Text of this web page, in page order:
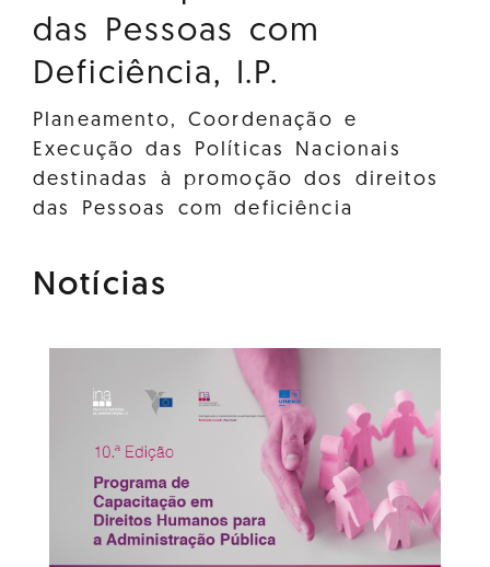
das Pessoas com
Deficiência, I.P.
Planeamento, Coordenação e
Execução das Políticas Nacionais
destinadas à promoção dos direitos
das Pessoas com deficiência
Notícias